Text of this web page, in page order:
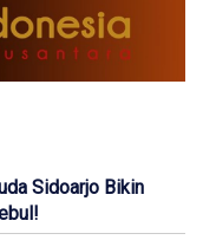
Sidoarjo Bikin